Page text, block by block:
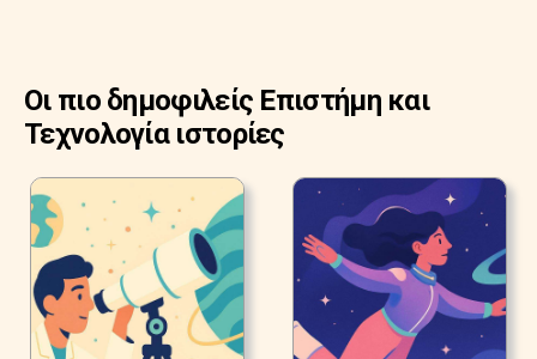
Οι πιο δημοφιλείς Επιστήμη και
Τεχνολογία ιστορίες